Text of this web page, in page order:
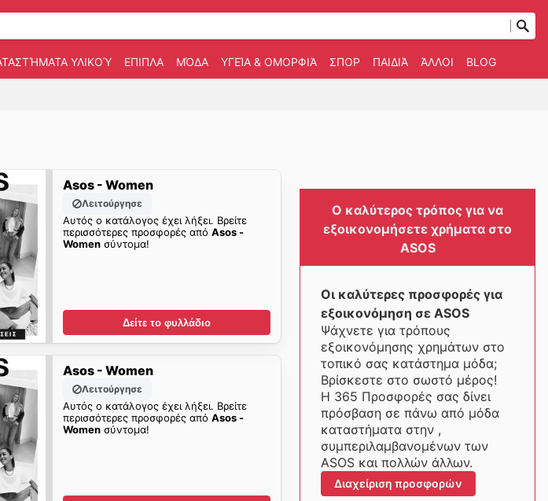
ΥΛΙΚΟΎ ΕΠΙΠΛΑ ΜΌΔΑ ΥΓΕΊΑ & ΟΜΟΡΦΙΆ ΣΠΟΡ ΠΑΙΔΙΆ ΆΛΛΟΙ BLOG
Asos - Women
Λειτούργησε
Αυτός ο κατάλογος έχει λήξει. Βρείτε
περισσότερες προσφορές απόAsos -
Women σύντομα!
Δείτε το φυλλάδιο
Asos - Women
Λειτούργησε
Αυτός ο κατάλογος έχει λήξει. Βρείτε
περισσότερες προσφορές απόAsos -
Women σύντομα!
Ο καλύτερος τρόπος για να
εξοικονομήσετε χρήματα στο
ASOS
Οι καλύτερες προσφορές για
εξοικονόμηση σε ASOS
Ψάχνετε για τρόπους
εξοικονόμησης χρημάτων στο
τοπικό σας κατάστημα μόδα;
Βρίσκεστε στο σωστό μέρος!
Η 365 Προσφορές σας δίνει
πρόσβαση σε πάνω από μόδα
καταστήματα στην ,
συμπεριλαμβανομένων των
ASOS και πολλών άλλων.
Διαχείριση προσφορών